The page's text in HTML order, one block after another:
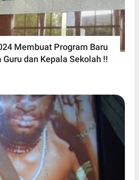
Membuat Program Baru
Guru dan Kepala Sekolah !!